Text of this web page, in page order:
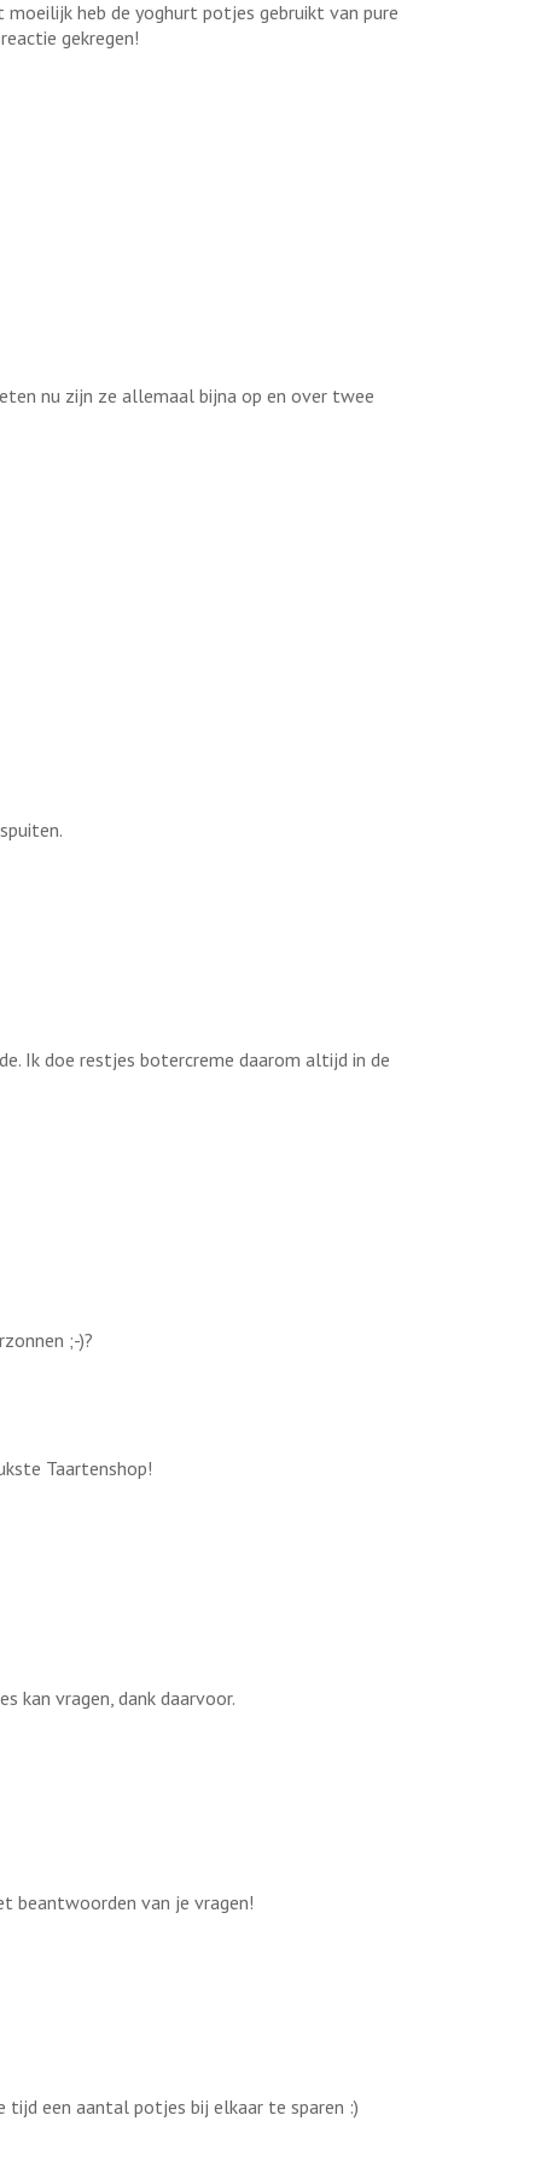
heb de yoghurt potjes gebruikt van pure
gekregen!
nu zijn ze allemaal bijna op en over twee
Ik doe restjes botercreme daarom altijd in de
;-)?
Taartenshop!
vragen, dank daarvoor.
beantwoorden van je vragen!
tijd een aantal potjes bij elkaar te sparen :)